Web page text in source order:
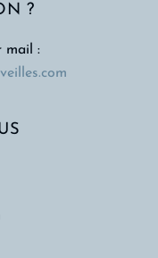
?
mail :